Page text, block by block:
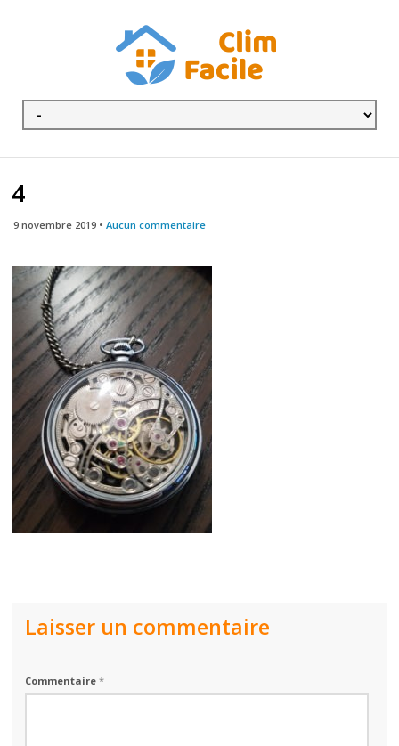
4
9 novembre 2019 •Aucun commentaire
Laisser un commentaire
Commentaire*